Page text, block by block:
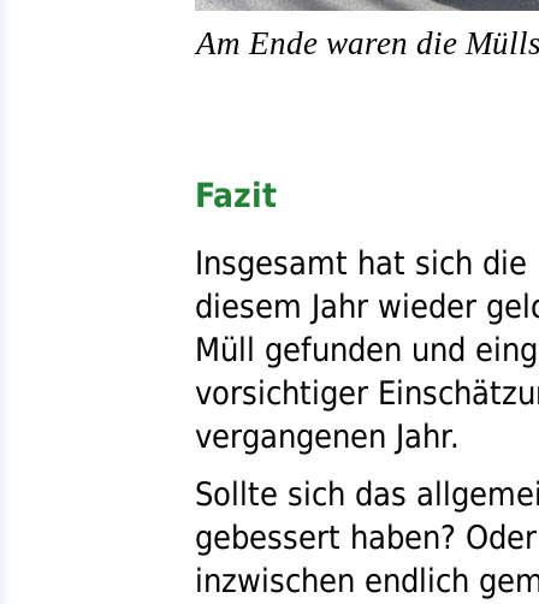
Am Ende waren die
Fazit
Insgesamt hat sich
diesem Jahr wieder
Müll gefunden und
vorsichtiger
vergangenen Jahr.
Sollte sich das
gebessert haben?
inzwischen endlich